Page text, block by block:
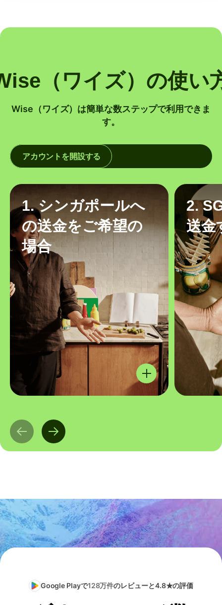
（ワイズ）の使い
Wise（ワイズ）は簡単な数ステップで利用できま
す。
アカウントを開設する
1. シンガポールへ
の送金をご希望の
場合
2.
送金
Google Playで128万件のレビューと4.8★の評価